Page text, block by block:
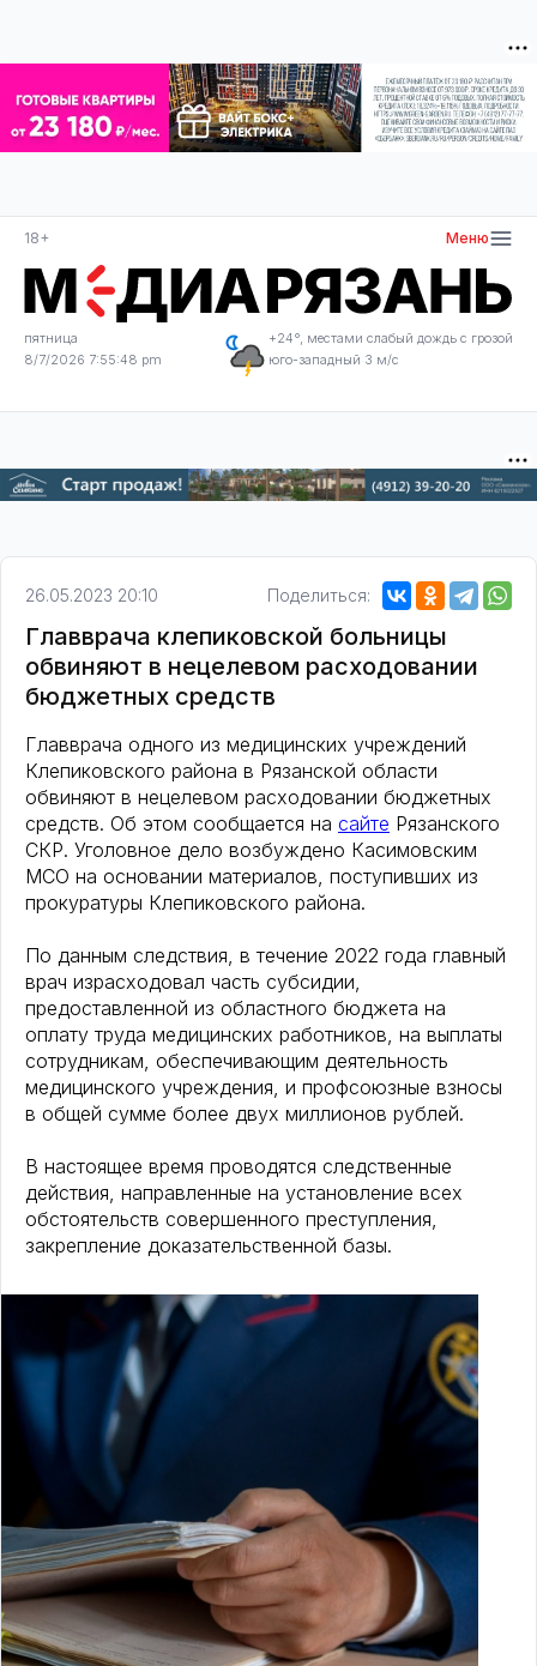
18+ Меню
пятница
8/7/2026 7:55:49 pm
+24°, местами слабый дождь с грозой
юго-западный 3 м/с
26.05.2023 20:10 Поделиться:
Главврача клепиковской больницы
обвиняют в нецелевом расходовании
бюджетных средств
Главврача одного из медицинских учреждений
Клепиковского района в Рязанской области
обвиняют в нецелевом расходовании бюджетных
средств. Об этом сообщается на сайте Рязанского
СКР. Уголовное дело возбуждено Касимовским
МСО на основании материалов, поступивших из
прокуратуры Клепиковского района.
По данным следствия, в течение 2022 года главный
врач израсходовал часть субсидии,
предоставленной из областного бюджета на
оплату труда медицинских работников, на выплаты
сотрудникам, обеспечивающим деятельность
медицинского учреждения, и профсоюзные взносы
в общей сумме более двух миллионов рублей.
В настоящее время проводятся следственные
действия, направленные на установление всех
обстоятельств совершенного преступления,
закрепление доказательственной базы.